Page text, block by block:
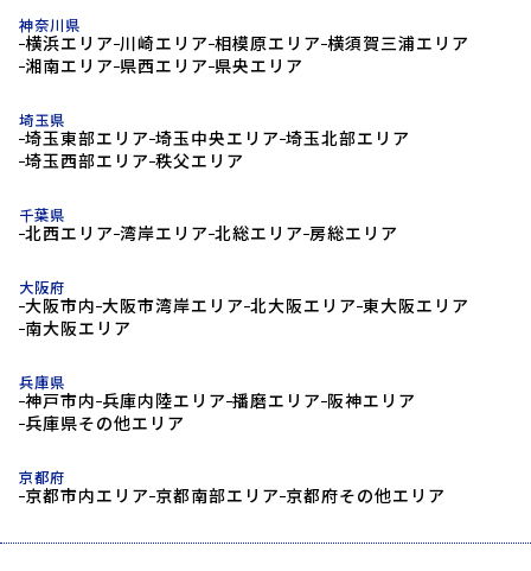
神奈川県
横浜エリア 川崎エリア 相模原エリア 横須賀三浦エリア
湘南エリア 県西エリア 県央エリア
埼玉県
埼玉東部エリア 埼玉中央エリア 埼玉北部エリア
埼玉西部エリア 秩父エリア
千葉県
北西エリア 湾岸エリア 北総エリア 房総エリア
大阪府
大阪市内 大阪市湾岸エリア 北大阪エリア 東大阪エリア
南大阪エリア
兵庫県
神戸市内 兵庫内陸エリア 播磨エリア 阪神エリア
兵庫県その他エリア
京都府
京都市内エリア 京都南部エリア 京都府その他エリア